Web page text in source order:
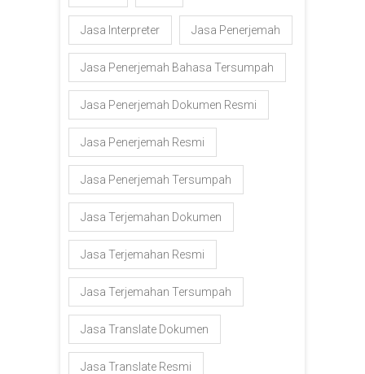
Jasa Interpreter Jasa Penerjemah
Jasa Penerjemah Bahasa Tersumpah
Jasa Penerjemah Dokumen Resmi
Jasa Penerjemah Resmi
Jasa Penerjemah Tersumpah
Jasa Terjemahan Dokumen
Jasa Terjemahan Resmi
Jasa Terjemahan Tersumpah
Jasa Translate Dokumen
Jasa Translate Resmi